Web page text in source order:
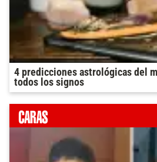
4 predicciones astrológicas del
todos los signos